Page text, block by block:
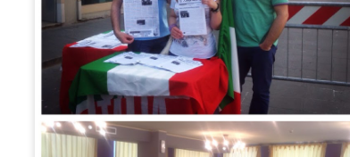
IMPRESA
LAVORI FIPILI, L’ULTIMA TEGOLA:
PER AVR ALCUN UTILE DI IMPRESA
“Durante la seduta di mercoledì 28
è tornati a discutere della Fipili
urgenza per il ripristino dell’arteria, dopo
di Carcheri a Lastra a Signa.